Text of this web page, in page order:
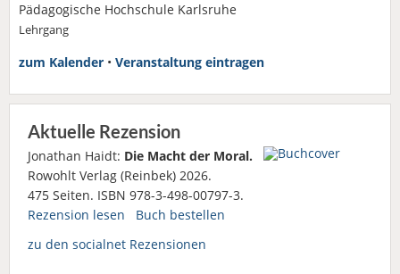
Pädagogische Hochschule Karlsruhe
Lehrgang
zum Kalender • Veranstaltung eintragen
Aktuelle Rezension
Jonathan Haidt: Die Macht der Moral.
Rowohlt Verlag (Reinbek) 2026.
475 Seiten. ISBN 978-3-498-00797-3.
Rezension lesen
Buch bestellen
zu den socialnet Rezensionen